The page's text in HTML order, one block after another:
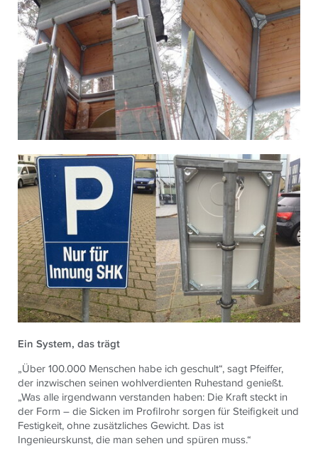
Ein System, das trägt
„Über 100.000 Menschen habe ich geschult“, sagt Pfeiffer,
der inzwischen seinen wohlverdienten Ruhestand genießt.
„Was alle irgendwann verstanden haben: Die Kraft steckt in
der Form – die Sicken im Profilrohr sorgen für Steifigkeit und
Festigkeit, ohne zusätzliches Gewicht. Das ist
Ingenieurskunst, die man sehen und spüren muss.“